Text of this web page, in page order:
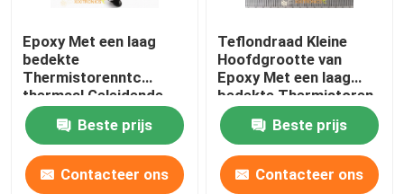
Epoxy Met een laag
bedekte
Thermistorenntc
thermaal Geleidende
MF5A-2/3 Reeks
Beste prijs
Contacteer ons
Teflondraad Kleine
Hoofdgrootte van
Epoxy Met een laag
bedekte Thermistoren
mf5a-5 de Thermistor
van het Reeks10k Ohm
NTC
Beste prijs
Contacteer ons